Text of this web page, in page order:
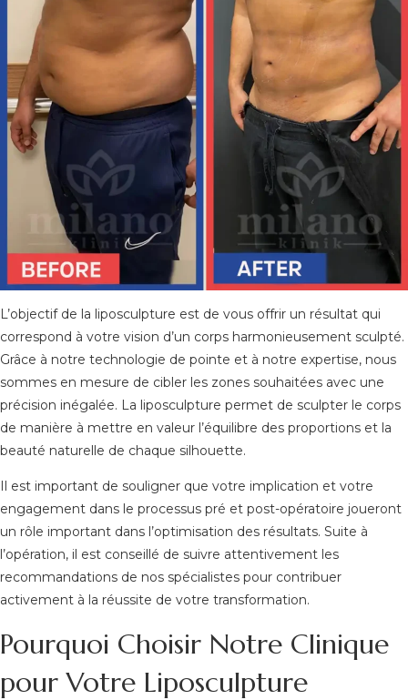
L’objectif de la liposculpture est de vous offrir un résultat qui
correspond à votre vision d’un corps harmonieusement sculpté.
Grâce à notre technologie de pointe et à notre expertise, nous
sommes en mesure de cibler les zones souhaitées avec une
précision inégalée. La liposculpture permet de sculpter le corps
de manière à mettre en valeur l’équilibre des proportions et la
beauté naturelle de chaque silhouette.
Il est important de souligner que votre implication et votre
engagement dans le processus pré et post-opératoire joueront
un rôle important dans l’optimisation des résultats. Suite à
l’opération, il est conseillé de suivre attentivement les
recommandations de nos spécialistes pour contribuer
activement à la réussite de votre transformation.
Pourquoi Choisir Notre Clinique
pour Votre Liposculpture